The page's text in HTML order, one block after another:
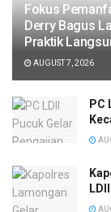
Fokus
Derry Bagus
Praktik
AUGUST 7, 2026
PC